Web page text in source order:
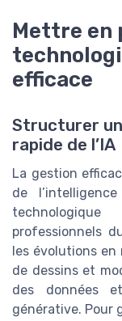
Mettre en
efficace
Structurer
rapide de l’IA
La gestion
de
professionnels
les évolutions en
de dessins et
des données
générative. Pour